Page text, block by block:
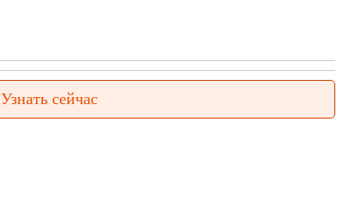
Узнать сейчас